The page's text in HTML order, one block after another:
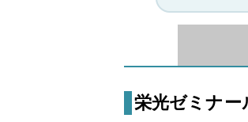
栄光ゼミナー